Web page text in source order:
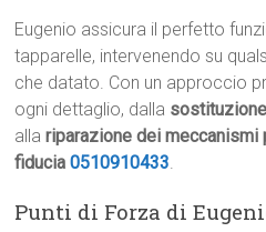
Eugenio assicura il perfetto
tapparelle, intervenendo su
che datato. Con un approccio
ogni dettaglio, dalla
allariparazione dei
fiducia0510910433.
Punti di Forza di